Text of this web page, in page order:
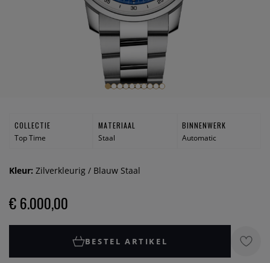
COLLECTIE
Top Time
MATERIAAL
Staal
BINNENWERK
Automatic
Kleur: Zilverkleurig / Blauw Staal
€ 6.000,00
BESTEL ARTIKEL